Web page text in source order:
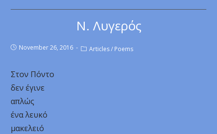
Ν. Λυγερός
November 26, 2016 Articles / Poems
Στον Πόντο
δεν έγινε
απλώς
ένα λευκό
μακελειό